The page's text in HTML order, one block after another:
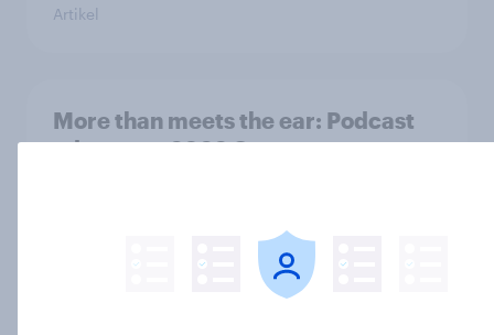
Artikel
More than meets the ear: Podcast
ads report 2026 Germany
Flying high: Germany airline